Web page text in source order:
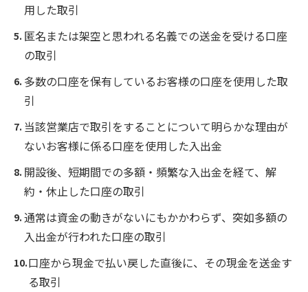
用した取引
匿名または架空と思われる名義での送金を受ける口座
の取引
多数の口座を保有しているお客様の口座を使用した取
引
当該営業店で取引をすることについて明らかな理由が
ないお客様に係る口座を使用した入出金
開設後、短期間での多額・頻繁な入出金を経て、解
約・休止した口座の取引
通常は資金の動きがないにもかかわらず、突如多額の
入出金が行われた口座の取引
口座から現金で払い戻した直後に、その現金を送金す
る取引